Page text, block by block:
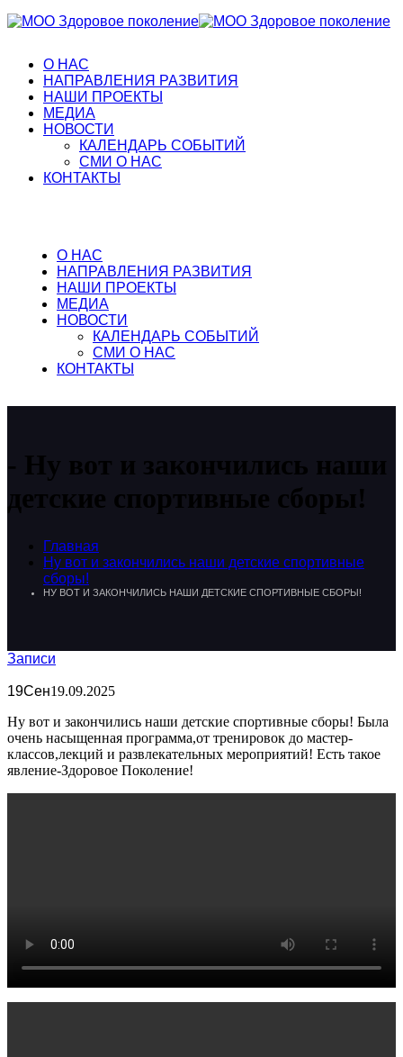
О НАС
НАПРАВЛЕНИЯ РАЗВИТИЯ
НАШИ ПРОЕКТЫ
МЕДИА
НОВОСТИ
КАЛЕНДАРЬ СОБЫТИЙ
СМИ О НАС
КОНТАКТЫ
О НАС
НАПРАВЛЕНИЯ РАЗВИТИЯ
НАШИ ПРОЕКТЫ
МЕДИА
НОВОСТИ
КАЛЕНДАРЬ СОБЫТИЙ
СМИ О НАС
КОНТАКТЫ
Ну вот и закончились наши
детские спортивные сборы!
Главная
Ну вот и закончились наши детские спортивные
сборы!
НУ ВОТ И ЗАКОНЧИЛИСЬ НАШИ ДЕТСКИЕ СПОРТИВНЫЕ СБОРЫ!
Записи
19Сен19.09.2025
Ну вот и закончились наши детские спортивные сборы! Была
очень насыщенная программа,от тренировок до мастер-
классов,лекций и развлекательных мероприятий! Есть такое
явление-Здоровое Поколение!